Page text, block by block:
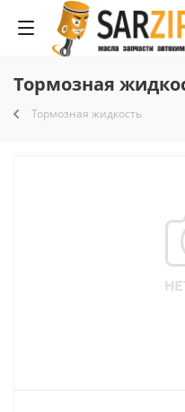
Тормозная
Тормозная жидкость